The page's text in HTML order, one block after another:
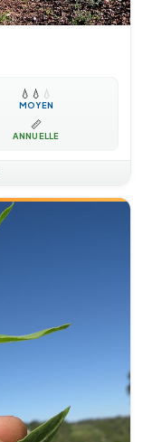
💧 💧 💧
MOYEN
📏
ANNUELLE